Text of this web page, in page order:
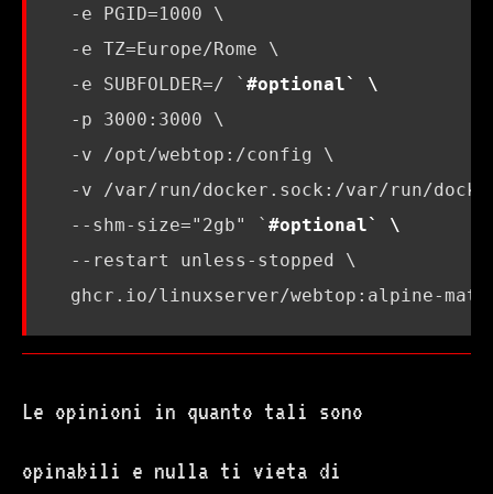
  -e
PGID=1000
  -e
TZ=Europe/Rome
  -e
SUBFOLDER=/ ` #optional` \
  -p 3000:3000
  -v /opt/webtop:/config
-v /var/run/docker.sock:/var/run/
  --shm-size
="2gb" ` #optional` \
  --restart unless-stopped
Le opinioni in quanto tali sono
opinabili e nulla ti vieta di